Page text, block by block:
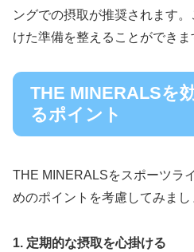
ングでの摂取が推奨されます
けた準備を整えることができま
THE MINERALSを
るポイント
THE MINERALSをスポーツラ
めのポイントを考慮してみまし
1. 定期的な摂取を心掛ける